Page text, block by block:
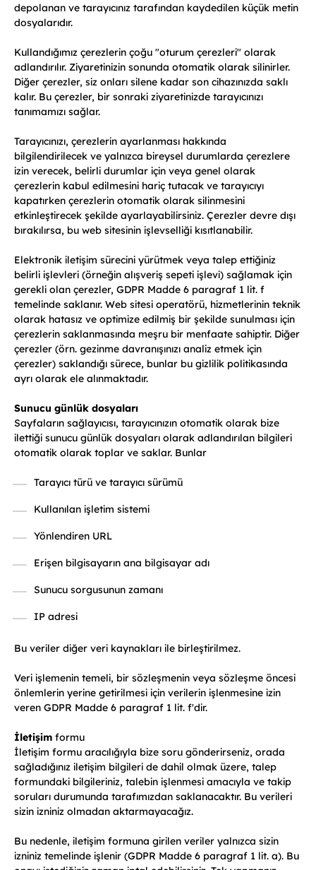
depolanan ve tarayıcınız tarafından kaydedilen küçük metin
dosyalarıdır.
Kullandığımız çerezlerin çoğu "oturum çerezleri" olarak
adlandırılır. Ziyaretinizin sonunda otomatik olarak silinirler.
Diğer çerezler, siz onları silene kadar son cihazınızda saklı
kalır. Bu çerezler, bir sonraki ziyaretinizde tarayıcınızı
tanımamızı sağlar.
Tarayıcınızı, çerezlerin ayarlanması hakkında
bilgilendirilecek ve yalnızca bireysel durumlarda çerezlere
izin verecek, belirli durumlar için veya genel olarak
çerezlerin kabul edilmesini hariç tutacak ve tarayıcıyı
kapatırken çerezlerin otomatik olarak silinmesini
etkinleştirecek şekilde ayarlayabilirsiniz. Çerezler devre dışı
bırakılırsa, bu web sitesinin işlevselliği kısıtlanabilir.
Elektronik iletişim sürecini yürütmek veya talep ettiğiniz
belirli işlevleri (örneğin alışveriş sepeti işlevi) sağlamak için
gerekli olan çerezler, GDPR Madde 6 paragraf 1 lit. f
temelinde saklanır. Web sitesi operatörü, hizmetlerinin teknik
olarak hatasız ve optimize edilmiş bir şekilde sunulması için
çerezlerin saklanmasında meşru bir menfaate sahiptir. Diğer
çerezler (örn. gezinme davranışınızı analiz etmek için
çerezler) saklandığı sürece, bunlar bu gizlilik politikasında
ayrı olarak ele alınmaktadır.
Sunucu günlük dosyaları
Sayfaların sağlayıcısı, tarayıcınızın otomatik olarak bize
ilettiği sunucu günlük dosyaları olarak adlandırılan bilgileri
otomatik olarak toplar ve saklar. Bunlar
Tarayıcı türü ve tarayıcı sürümü
Kullanılan işletim sistemi
Yönlendiren URL
Erişen bilgisayarın ana bilgisayar adı
Sunucu sorgusunun zamanı
IP adresi
Bu veriler diğer veri kaynakları ile birleştirilmez.
Veri işlemenin temeli, bir sözleşmenin veya sözleşme öncesi
önlemlerin yerine getirilmesi için verilerin işlenmesine izin
veren GDPR Madde 6 paragraf 1 lit. f'dir.
İletişim formu
İletişim formu aracılığıyla bize soru gönderirseniz, orada
sağladığınız iletişim bilgileri de dahil olmak üzere, talep
formundaki bilgileriniz, talebin işlenmesi amacıyla ve takip
soruları durumunda tarafımızdan saklanacaktır. Bu verileri
sizin izniniz olmadan aktarmayacağız.
Bu nedenle, iletişim formuna girilen veriler yalnızca sizin
izniniz temelinde işlenir (GDPR Madde 6 paragraf 1 lit. a). Bu